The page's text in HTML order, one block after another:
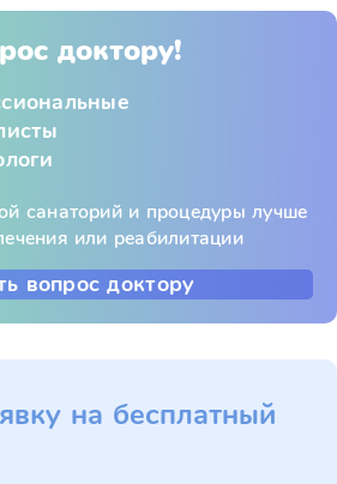
доктору!
санаторий и процедуры лучше
или реабилитации
вопрос доктору
на бесплатный